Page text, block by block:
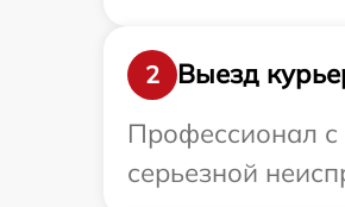
2
Выезд
Профессионал с
серьезной